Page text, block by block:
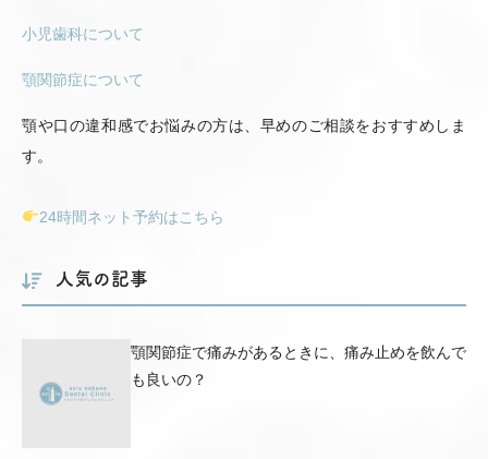
小児歯科について
顎関節症について
顎や口の違和感でお悩みの方は、早めのご相談をおすすめしま
す。
24時間ネット予約はこちら
人気の記事
顎関節症で痛みがあるときに、痛み止めを飲んで
も良いの？